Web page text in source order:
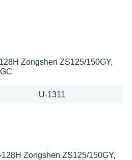
Zongshen ZS125/150GY,
U-1311
Zongshen ZS125/150GY,